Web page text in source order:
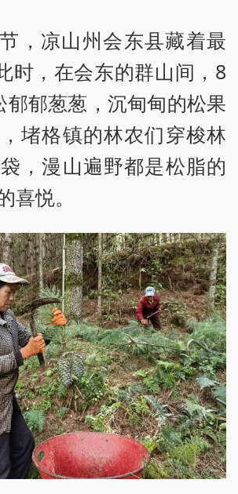
，凉山州会东县藏着最
时，在会东的群山间，8
郁郁葱葱，沉甸甸的松果
堵格镇的林农们穿梭林
，漫山遍野都是松脂的
喜悦。